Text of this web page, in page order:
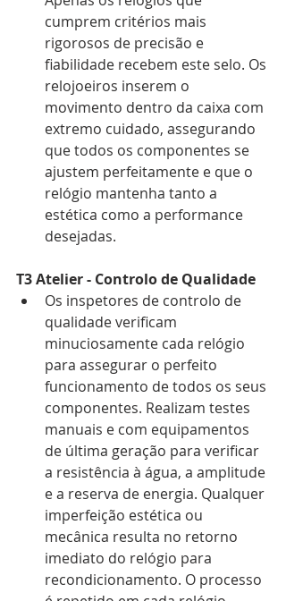
cumprem critérios mais
rigorosos de precisão e
fiabilidade recebem este selo. Os
relojoeiros inserem o
movimento dentro da caixa com
extremo cuidado, assegurando
que todos os componentes se
ajustem perfeitamente e que o
relógio mantenha tanto a
estética como a performance
desejadas.
T3 Atelier - Controlo de Qualidade
Os inspetores de controlo de
qualidade verificam
minuciosamente cada relógio
para assegurar o perfeito
funcionamento de todos os seus
componentes. Realizam testes
manuais e com equipamentos
de última geração para verificar
a resistência à água, a amplitude
e a reserva de energia. Qualquer
imperfeição estética ou
mecânica resulta no retorno
imediato do relógio para
recondicionamento. O processo